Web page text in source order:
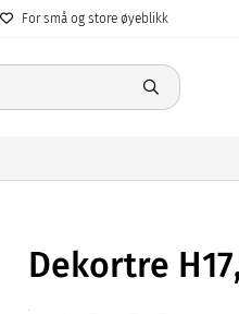
For små og store øyeblikk
Dekortre